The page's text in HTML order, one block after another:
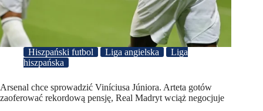
Hiszpański futbol Liga angielska
Liga
hiszpańska
Arsenal chce sprowadzić Viníciusa Júniora. Arteta gotów
zaoferować rekordową pensję, Real Madryt wciąż negocjuje